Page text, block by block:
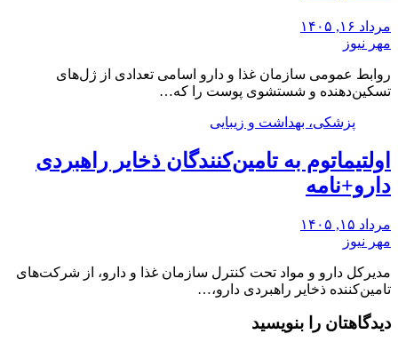
مرداد ۱۶, ۱۴۰۵
مهر نیوز
روابط عمومی سازمان غذا و دارو اسامی تعدادی از ژل‌های
تسکین‌دهنده و شستشوی پوست را که…
پزشکی، بهداشت و زیبایی
اولتیماتوم به تامین‌کنندگان ذخایر راهبردی
دارو+نامه
مرداد ۱۵, ۱۴۰۵
مهر نیوز
مدیرکل دارو و مواد تحت کنترل سازمان غذا و دارو، از شرکت‌های
تامین‌کننده ذخایر راهبردی دارو،…
دیدگاهتان را بنویسید